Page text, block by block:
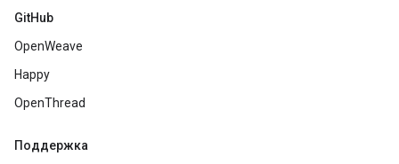
GitHub
OpenWeave
Happy
OpenThread
Поддержка